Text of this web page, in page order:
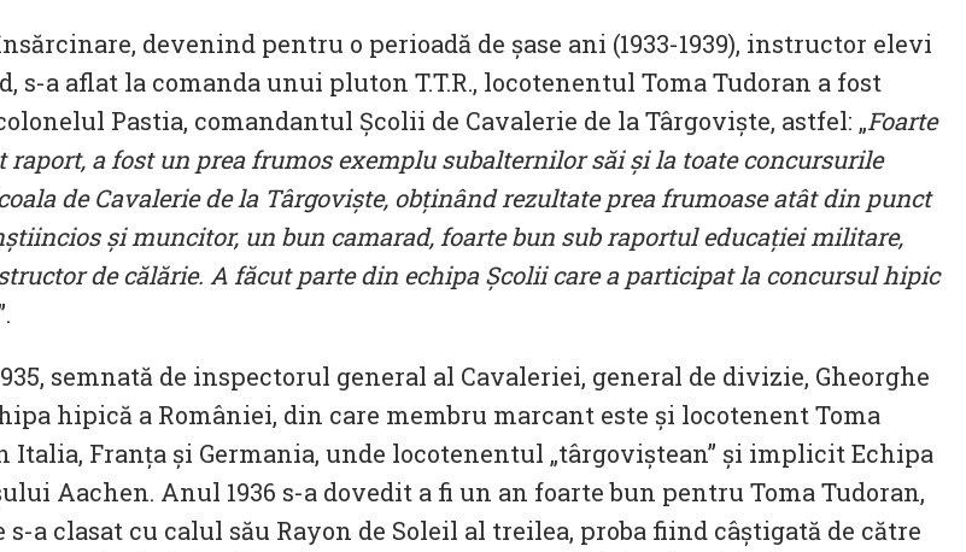
devenind pentru o perioadă de șase ani (1933-1939), instructor elevi
s-a aflat la comanda unui pluton T.T.R., locotenentul Toma Tudoran a fost
Pastia, comandantul Școlii de Cavalerie de la Târgoviște, astfel: „Foarte
a fost un prea frumos exemplu subalternilor săi și la toate concursurile
de Cavalerie de la Târgoviște, obținând rezultate prea frumoase atât din punct
și muncitor, un bun camarad, foarte bun sub raportul educației militare,
de călărie. A făcut parte din echipa Școlii care a participat la concursul hipic
semnată de inspectorul general al Cavaleriei, general de divizie, Gheorghe
hipică a României, din care membru marcant este și locotenent Toma
Franța și Germania, unde locotenentul „târgoviștean” și implicit Echipa
Aachen. Anul 1936 s-a dovedit a fi un an foarte bun pentru Toma Tudoran,
a clasat cu calul său Rayon de Soleil al treilea, proba fiind câștigată de către